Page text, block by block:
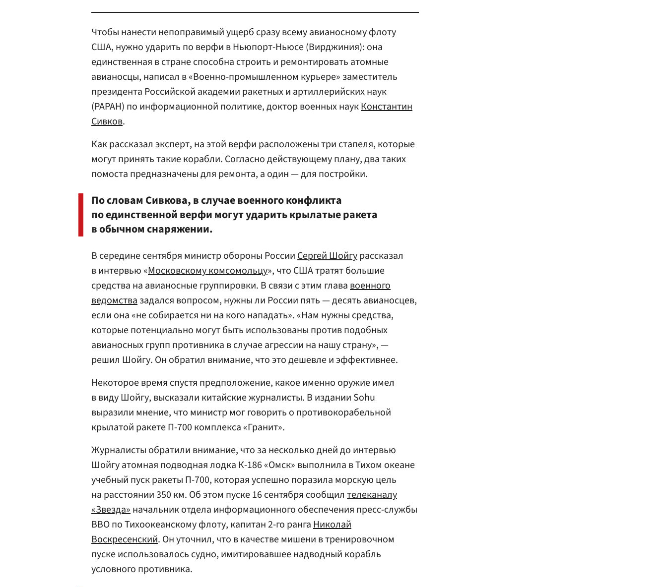
Чтобы нанести непоправимый ущерб сразу всему авианосному флоту
США, нужно ударить по верфи в Ньюпорт-Ньюсе (Вирджиния): она
единственная в стране способна строить и ремонтировать атомные
авианосцы, написал в «Военно-промышленном курьере» заместитель
президента Российской академии ракетных и артиллерийских наук
(РАРАН) по информационной политике, доктор военных наукКонстантин
Сивков.
Как рассказал эксперт, на этой верфи расположены три стапеля, которые
могут принять такие корабли. Согласно действующему плану, два таких
помоста предназначены для ремонта, а один — для постройки.
По словам Сивкова, в случае военного конфликта
по единственной верфи могут ударить крылатые ракета
в обычном снаряжении.
В середине сентября министр обороны РоссииСергей Шойгурассказал
в интервью «Московскому комсомольцу», что США тратят большие
средства на авианосные группировки. В связи с этим глававоенного
ведомствазадался вопросом, нужны ли России пять — десять авианосцев,
если она «не собирается ни на кого нападать». «Нам нужны средства,
которые потенциально могут быть использованы против подобных
авианосных групп противника в случае агрессии на нашу страну», —
решил Шойгу. Он обратил внимание, что это дешевле и эффективнее.
Некоторое время спустя предположение, какое именно оружие имел
в виду Шойгу, высказали китайские журналисты. В издании Sohu
выразили мнение, что министр мог говорить о противокорабельной
крылатой ракете П-700 комплекса «Гранит».
Журналисты обратили внимание, что за несколько дней до интервью
Шойгу атомная подводная лодка К-186 «Омск» выполнила в Тихом океане
учебный пуск ракеты П-700, которая успешно поразила морскую цель
на расстоянии 350 км. Об этом пуске 16 сентября сообщил телеканалу
«Звезда»начальник отдела информационного обеспечения пресс-службы
ВВО по Тихоокеанскому флоту, капитан 2-го рангаНиколай
Воскресенский. Он уточнил, что в качестве мишени в тренировочном
пуске использовалось судно, имитировавшее надводный корабль
условного противника.